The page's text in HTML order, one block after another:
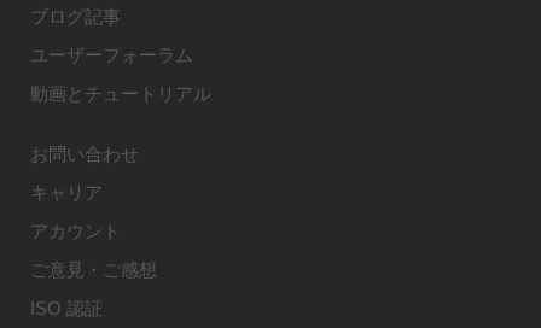
ブログ記事
ユーザーフォーラム
動画とチュートリアル
お問い合わせ
キャリア
アカウント
ご意見・ご感想
ISO 認証